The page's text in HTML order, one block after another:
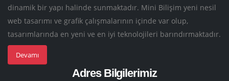
dinamik bir yapı halinde sunmaktadır. Mini Bilişim yeni nesil
web tasarımı ve grafik çalışmalarının içinde var olup,
tasarımlarında en yeni ve en iyi teknolojileri barındırmaktadır.
Devamı
Adres Bilgilerimiz